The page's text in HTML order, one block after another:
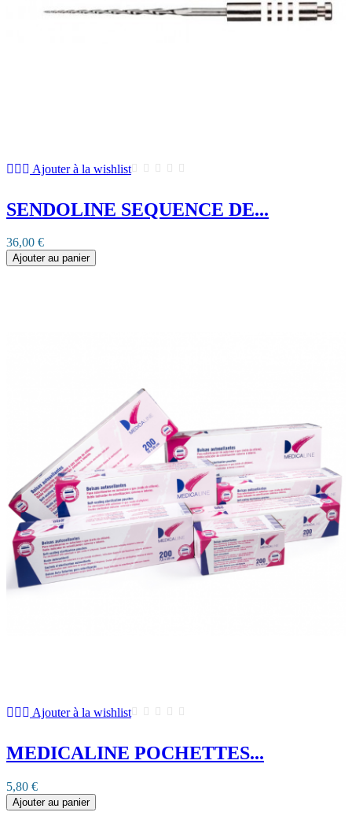
Ajouter à la wishlist
SENDOLINE SEQUENCE DE...
36,00 €
Ajouter au panier
Ajouter à la wishlist
MEDICALINE POCHETTES...
5,80 €
Ajouter au panier